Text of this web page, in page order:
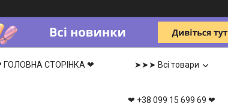
ГОЛОВНА СТОРІНКА ❤ ➤➤➤ Всі товари
❤ +38 099 15 699 69 ❤